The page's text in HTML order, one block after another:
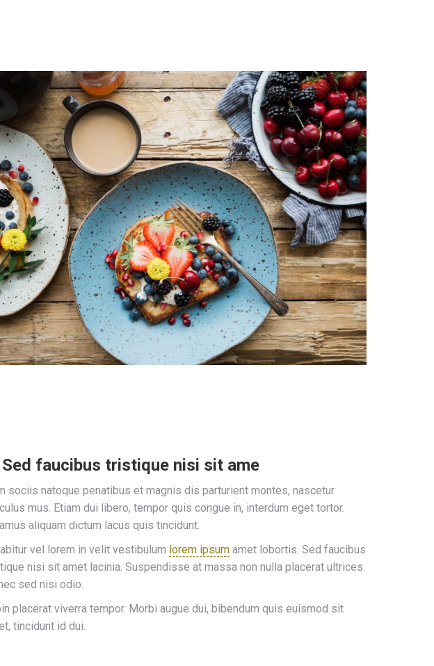
Sed faucibus tristique nisi sit ame
sociis natoque penatibus et magnis dis parturient montes, nascetur
mus. Etiam dui libero, tempor quis congue in, interdum eget tortor.
aliquam dictum lacus quis tincidunt.
vel lorem in velit vestibulum lorem ipsum amet lobortis. Sed faucibus
nisi sit amet lacinia. Suspendisse at massa non nulla placerat ultrices.
sed nisi odio.
placerat viverra tempor. Morbi augue dui, bibendum quis euismod sit
tincidunt id dui.